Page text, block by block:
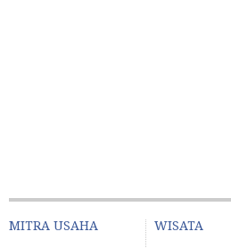
MITRA USAHA WISATA